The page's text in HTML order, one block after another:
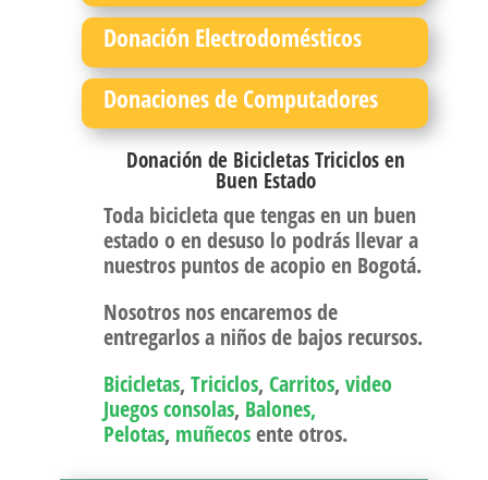
Donación Electrodomésticos
Donaciones de Computadores
Donación de Bicicletas Triciclos en
Buen Estado
Toda bicicleta que tengas en un buen
estado o en desuso lo podrás llevar a
nuestros puntos de acopio en Bogotá.
Nosotros nos encaremos de
entregarlos a niños de bajos recursos.
Bicicletas, Triciclos, Carritos, video
Juegos consolas, Balones,
Pelotas, muñecosente otros.